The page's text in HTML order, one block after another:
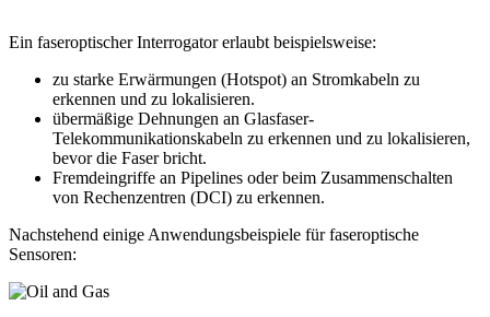
Ein faseroptischer Interrogator erlaubt beispielsweise:
zu starke Erwärmungen (Hotspot) an Stromkabeln zu
erkennen und zu lokalisieren.
übermäßige Dehnungen an Glasfaser-
Telekommunikationskabeln zu erkennen und zu lokalisieren,
bevor die Faser bricht.
Fremdeingriffe an Pipelines oder beim Zusammenschalten
von Rechenzentren (DCI) zu erkennen.
Nachstehend einige Anwendungsbeispiele für faseroptische
Sensoren: